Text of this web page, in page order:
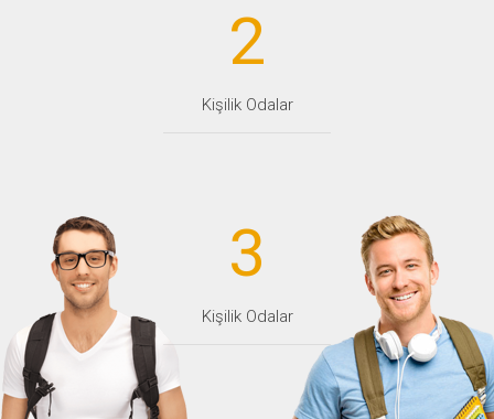
2
Kişilik Odalar
3
Kişilik Odalar